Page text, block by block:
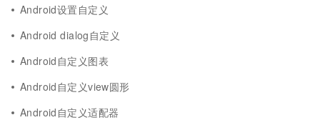
Android设置自定义
Android dialog自定义
Android自定义图表
Android自定义view圆形
Android自定义适配器